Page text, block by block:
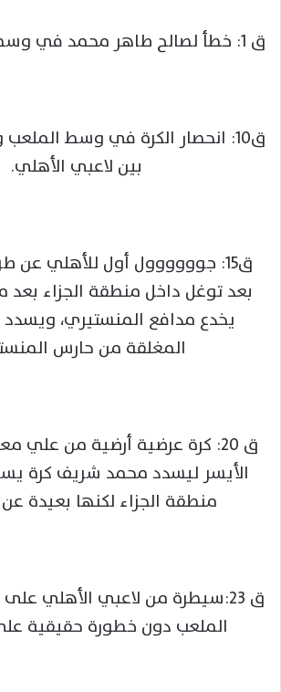
ق 1: خطأ لصالح طاهر محمد في وسط ملعب الأهلي.
ق10: انحصار الكرة في وسط
بين لاعبي الأهلي.
ق15: جوووووول أول للأهلي عن
بعد توغل داخل منطقة الجزاء بعد
يخدع مدافع المنستيري، ويسدد
المغلقة من حارس
ق 20: كرة عرضية أرضية من علي
الأيسر ليسدد محمد شريف كرة
منطقة الجزاء لكنها بعيدة
ق 23:سيطرة من لاعبي الأهلي
الملعب دون خطورة حقيقية